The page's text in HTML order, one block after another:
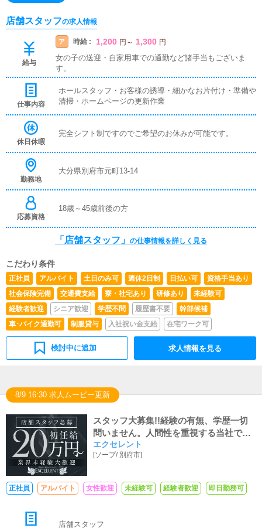
店舗スタッフの求人情報
給与
ア 時給 : 1,200 円 ～ 1,300 円
女の子の送迎・自家用車での通勤など諸手当もございま
す。
仕事内容
ホールスタッフ・お客様の誘導・細かなお片付け・準備や
清掃・ホームページの更新作業
休日休暇
完全シフト制ですのでご希望のお休みが可能です。
勤務地
大分県別府市元町13-14
応募資格
18歳～45歳前後の方
「店舗スタッフ」 の仕事情報を詳しく見る
こだわり条件
正社員 アルバイト 土日のみ可 週休2日制 日払い可
資格手当あり
社会保険完備
交通費支給 寮・社宅あり 研修あり
未経験可
経験者歓迎
シニア歓迎 学歴不問 履歴書不要
幹部候補
車･バイク通勤可
制服貸与 入社祝い金支給 在宅ワーク可
検討中に追加 求人情報を見る
8/9 16:30 求人ムービー更新
スタッフ大募集!!経験の有無、学歴一切
問いません。人間性を重視する当社では
明るく元気な方を求めています！
エクセレント
[ソープ/ 別府市]
正社員 アルバイト 女性歓迎 未経験可 経験者歓迎 即日勤務可
店舗スタッフ